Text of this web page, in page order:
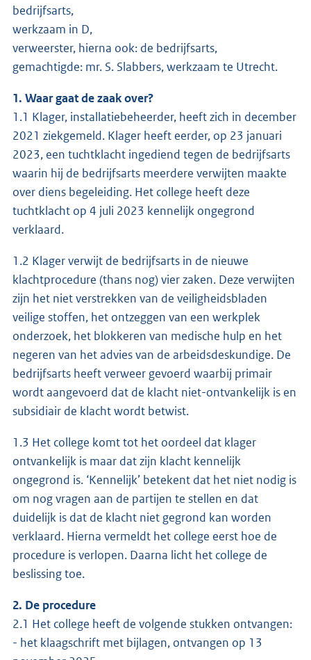
bedrijfsarts,
werkzaam in D,
verweerster, hierna ook: de bedrijfsarts,
gemachtigde: mr. S. Slabbers, werkzaam te Utrecht.
1. Waar gaat de zaak over?
1.1 Klager, installatiebeheerder, heeft zich in december
2021 ziekgemeld. Klager heeft eerder, op 23 januari
2023, een tuchtklacht ingediend tegen de bedrijfsarts
waarin hij de bedrijfsarts meerdere verwijten maakte
over diens begeleiding. Het college heeft deze
tuchtklacht op 4 juli 2023 kennelijk ongegrond
verklaard.
1.2 Klager verwijt de bedrijfsarts in de nieuwe
klachtprocedure (thans nog) vier zaken. Deze verwijten
zijn het niet verstrekken van de veiligheidsbladen
veilige stoffen, het ontzeggen van een werkplek
onderzoek, het blokkeren van medische hulp en het
negeren van het advies van de arbeidsdeskundige. De
bedrijfsarts heeft verweer gevoerd waarbij primair
wordt aangevoerd dat de klacht niet-ontvankelijk is en
subsidiair de klacht wordt betwist.
1.3 Het college komt tot het oordeel dat klager
ontvankelijk is maar dat zijn klacht kennelijk
ongegrond is. ‘Kennelijk’ betekent dat het niet nodig is
om nog vragen aan de partijen te stellen en dat
duidelijk is dat de klacht niet gegrond kan worden
verklaard. Hierna vermeldt het college eerst hoe de
procedure is verlopen. Daarna licht het college de
beslissing toe.
2. De procedure
2.1 Het college heeft de volgende stukken ontvangen:
- het klaagschrift met bijlagen, ontvangen op 13